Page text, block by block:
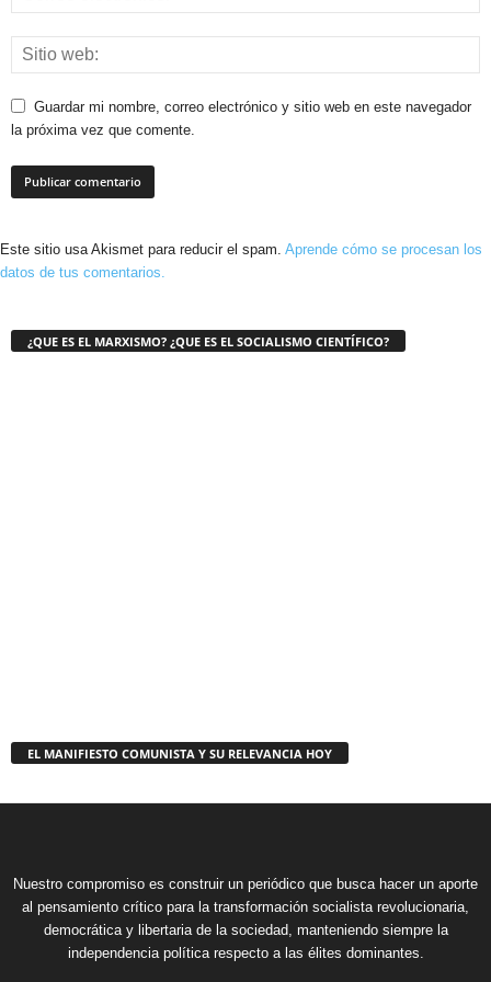
Guardar mi nombre, correo electrónico y sitio web en este navegador
la próxima vez que comente.
Este sitio usa Akismet para reducir el spam. Aprende cómo se procesan los
datos de tus comentarios.
¿QUE ES EL MARXISMO? ¿QUE ES EL SOCIALISMO CIENTÍFICO?
EL MANIFIESTO COMUNISTA Y SU RELEVANCIA HOY
Nuestro compromiso es construir un periódico que busca hacer un aporte
al pensamiento crítico para la transformación socialista revolucionaria,
democrática y libertaria de la sociedad, manteniendo siempre la
independencia política respecto a las élites dominantes.